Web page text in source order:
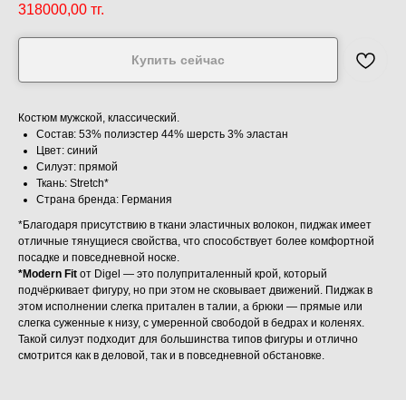
318000,00 тг.
Купить сейчас
Костюм мужской, классический.
Состав: 53% полиэстер 44% шерсть 3% эластан
Цвет: синий
Силуэт: прямой
Ткань: Stretch*
Страна бренда: Германия
*Благодаря присутствию в ткани эластичных волокон, пиджак имеет
отличные тянущиеся свойства, что способствует более комфортной
посадке и повседневной носке.
*Modern Fit от Digel — это полуприталенный крой, который
подчёркивает фигуру, но при этом не сковывает движений. Пиджак в
этом исполнении слегка притален в талии, а брюки — прямые или
слегка суженные к низу, с умеренной свободой в бедрах и коленях.
Такой силуэт подходит для большинства типов фигуры и отлично
смотрится как в деловой, так и в повседневной обстановке.